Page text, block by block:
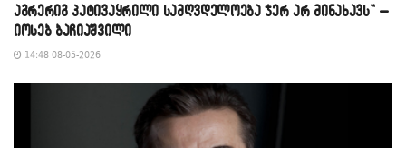
აგრერიგ პატივაყრილი სამღვდელოება ჯერ არ მინახავს” –
იოსებ ბაჩიაშვილი
14:48 08-05-2026